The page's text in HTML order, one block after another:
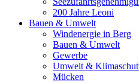
200 Jahre Leoni
Bauen & Umwelt
Windenergie in Berg
Bauen & Umwelt
Gewerbe
Umwelt &
Mücken